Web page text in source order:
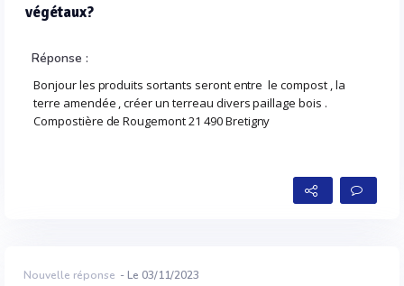
végétaux?
Réponse :
Bonjour les produits sortants seront entre le compost , la
terre amendée , créer un terreau divers paillage bois .
Compostière de Rougemont 21 490 Bretigny
Nouvelle réponse - Le 03/11/2023